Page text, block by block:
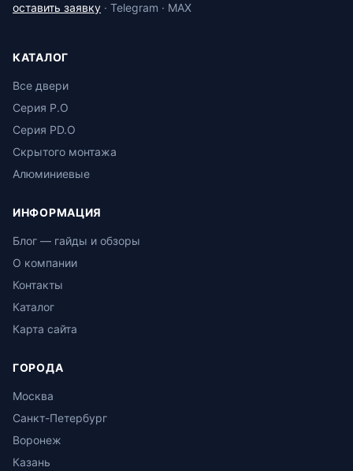
оставить заявку · Telegram · MAX
КАТАЛОГ
Все двери
Серия P.O
Серия PD.O
Скрытого монтажа
Алюминиевые
ИНФОРМАЦИЯ
Блог — гайды и обзоры
О компании
Контакты
Каталог
Карта сайта
ГОРОДА
Москва
Санкт-Петербург
Воронеж
Казань